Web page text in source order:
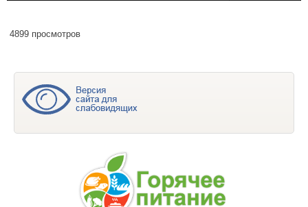
4899 просмотров